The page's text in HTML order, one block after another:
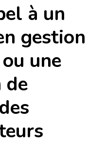
à un
gestion
une
de